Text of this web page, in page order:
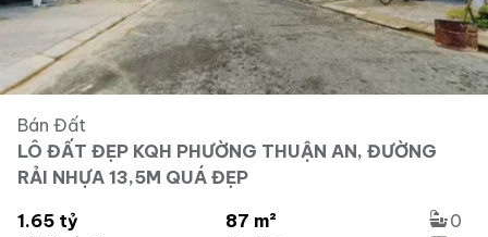
Bán Đất
LÔ ĐẤT ĐẸP KQH PHƯỜNG THUẬN AN, ĐƯỜNG
RẢI NHỰA 13,5M QUÁ ĐẸP
1.65 tỷ
87 m²
0